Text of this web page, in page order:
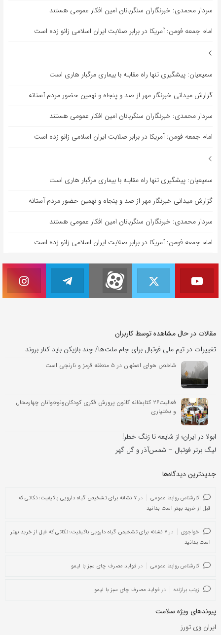
سردار محمدی: خبرنگاران سنگربانان امین افکار عمومی هستند
امام جمعه فومن: آمریکا در برابر صلابت ایران اسلامی زانو زده است
سمیعیان: پیشگیری تنها راه مقابله با بیماری مرگبار هاری است
گزارش میدانی خبرنگار مهر از صد و پنجاه و نهمین حضور مردم آستانه
سردار محمدی: خبرنگاران سنگربانان امین افکار عمومی هستند
امام جمعه فومن: آمریکا در برابر صلابت ایران اسلامی زانو زده است
سمیعیان: پیشگیری تنها راه مقابله با بیماری مرگبار هاری است
گزارش میدانی خبرنگار مهر از صد و پنجاه و نهمین حضور مردم آستانه
سردار محمدی: خبرنگاران سنگربانان امین افکار عمومی هستند
امام جمعه فومن: آمریکا در برابر صلابت ایران اسلامی زانو زده است
مقالات در حال مشاهده توسط کاربران
تغییرات در تیم ملی فوتبال برای جام ملت‌ها/ چند بازیکن باید کنار بروند
شاخص هوای اصفهان در ۵ منطقه قرمز و نارنجی است
فعالیت۲۶ کتابخانه کانون پرورش فکری کودکان‌ونوجوانان چهارمحال
و بختیاری
ابولا در ایران؛ از شایعه تا زنگ خطر!
لیگ برتر فوتبال – شمس‌آذر و گل گهر
جدیدترین دیدگاه‌‌ها
کارشناس روابط عمومی در
۷ نشانه برای تشخیص گیاه دارویی باکیفیت؛ نکاتی که
قبل از خرید بهتر است بدانید
خواجوی در
۷ نشانه برای تشخیص گیاه دارویی باکیفیت؛ نکاتی که قبل از خرید بهتر
است بدانید
کارشناس روابط عمومی در فواید مصرف چای سبز با لیمو
زینب برازنده در فواید مصرف چای سبز با لیمو
پیوندهای ویژه سلامت
ایران وی تورز